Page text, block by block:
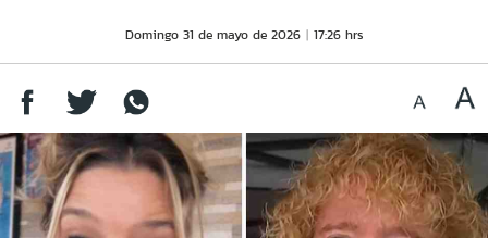
Domingo 31 de mayo de 2026 17:26 hrs